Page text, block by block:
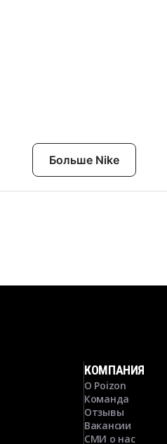
Больше Nike
КОМПАНИЯ
О Poizon
Команда
Отзывы
Вакансии
СМИ о нас